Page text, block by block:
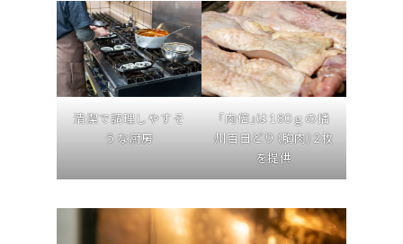
清潔で調理しやすそ
うな厨房
「肉倍」は180ｇの播
州百日どり（胸肉）2枚
を提供